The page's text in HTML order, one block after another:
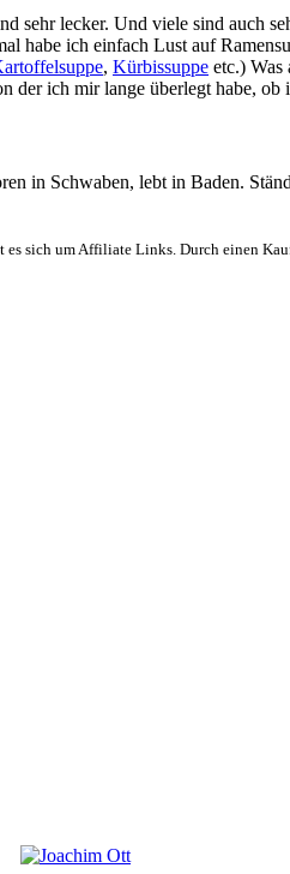
lecker. Und viele sind auch
habe ich einfach Lust auf
, Kürbissuppe etc.) Was
ich mir lange überlegt habe, ob
in Schwaben, lebt in Baden.
sich um Affiliate Links. Durch einen